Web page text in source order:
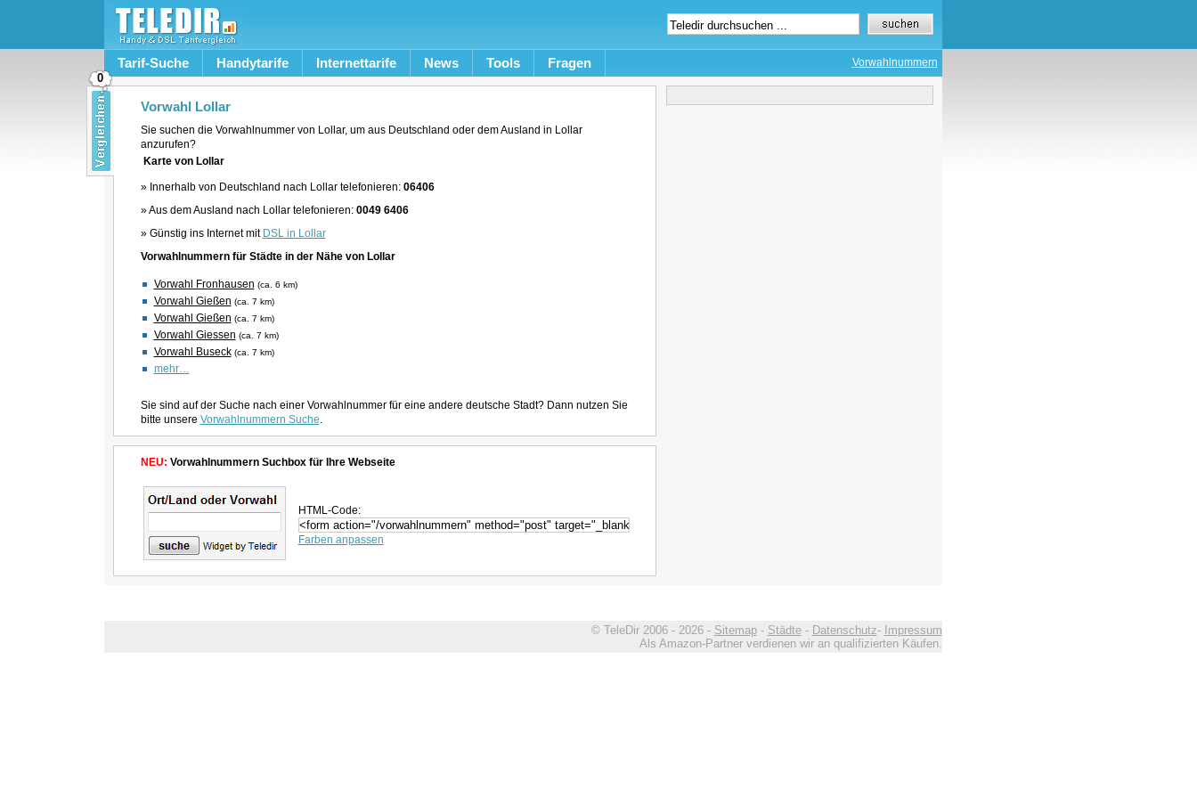
Tarif-Suche Handytarife Internettarife News Tools Fragen Vorwahlnummern
Vorwahl Lollar
Sie suchen die Vorwahlnummer von Lollar, um aus Deutschland oder dem Ausland in Lollar
anzurufen?
Karte von Lollar
» Innerhalb von Deutschland nach Lollar telefonieren: 06406
» Aus dem Ausland nach Lollar telefonieren: 0049 6406
» Günstig ins Internet mit DSL in Lollar
Vorwahlnummern für Städte in der Nähe von Lollar
Vorwahl Fronhausen (ca. 6 km)
Vorwahl Gießen (ca. 7 km)
Vorwahl Gießen (ca. 7 km)
Vorwahl Giessen (ca. 7 km)
Vorwahl Buseck (ca. 7 km)
mehr…
Sie sind auf der Suche nach einer Vorwahlnummer für eine andere deutsche Stadt? Dann nutzen Sie
bitte unsere Vorwahlnummern Suche.
NEU: Vorwahlnummern Suchbox für Ihre Webseite
HTML-Code:
Farben anpassen
© TeleDir 2006 - 2026 - Sitemap- Städte- Datenschutz- Impressum
Als Amazon-Partner verdienen wir an qualifizierten Käufen.
0